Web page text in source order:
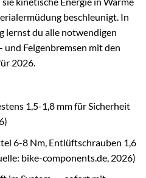
beschleunigt. In
lernst du alle notwendigen
Felgenbremsen mit den
2026.
1,5-1,8 mm für Sicherheit
6-8 Nm, Entlüftschrauben 1,6
bike-components.de, 2026)